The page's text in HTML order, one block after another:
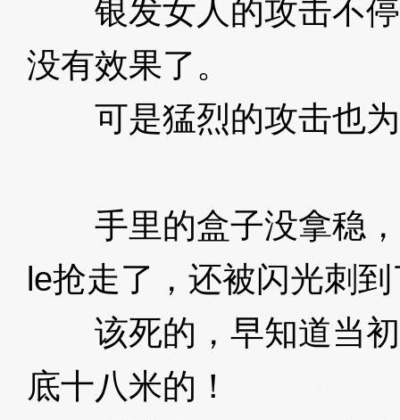
银发女人的攻击不停
没有效果了。
可是猛烈的攻击也为
手里的盒子没拿稳，
le抢走了，还被闪光刺
该死的，早知道当初
底十八米的！